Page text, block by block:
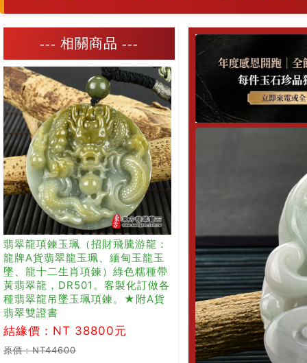
--- 相關商品 ---
翡翠龍項鍊玉珮（招財飛騰游龍：
龍牌A貨翡翠龍玉珮、緬甸玉龍玉
墜、龍十二生肖項鍊）綠色糯種帶
黃翡翠龍，DR501。客製化訂做各
種翡翠龍吊墜玉珮項鍊。★附A貨
翡翠雙證書
結緣價：NT 38800元
原價：NT44600